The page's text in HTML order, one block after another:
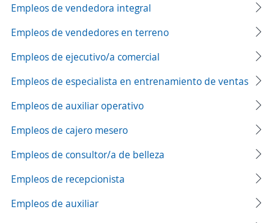
Empleos de vendedora integral
Empleos de vendedores en terreno
Empleos de ejecutivo/a comercial
Empleos de especialista en entrenamiento de ventas
Empleos de auxiliar operativo
Empleos de cajero mesero
Empleos de consultor/a de belleza
Empleos de recepcionista
Empleos de auxiliar